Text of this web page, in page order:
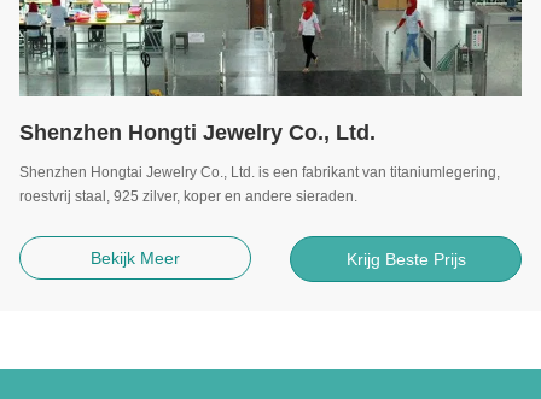
Shenzhen Hongti Jewelry Co., Ltd.
Shenzhen Hongtai Jewelry Co., Ltd. is een fabrikant van titaniumlegering,
roestvrij staal, 925 zilver, koper en andere sieraden.
Bekijk Meer Krijg Beste Prijs